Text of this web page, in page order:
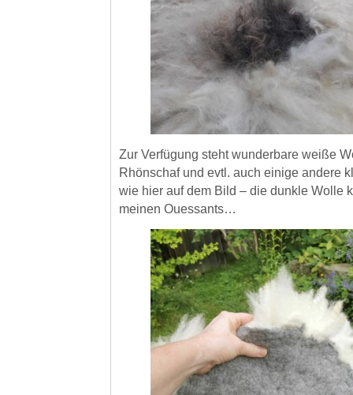
Zur Verfügung steht wunderbare weiße
Rhönschaf und evtl. auch einige andere
wie hier auf dem Bild – die dunkle Wolle
meinen Ouessants…